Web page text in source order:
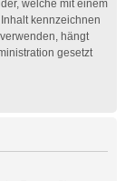
welche mit einem
kennzeichnen
hängt
gesetzt